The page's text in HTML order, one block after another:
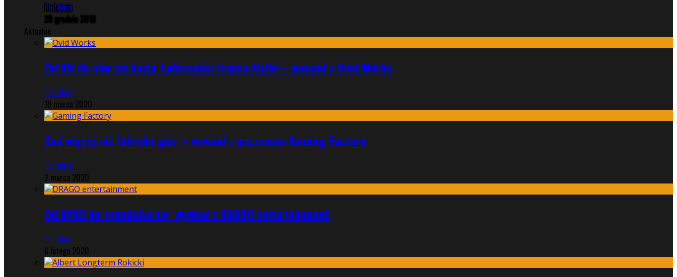
Redakcja
29 grudnia 2018
Aktualne
Od VR do gier na bazie twórczości Franza Kafki – wywiad z Ovid Works
Redakcja
19 marca 2020
Coś więcej niż fabryka gier – wywiad z prezesem Gaming Factory
Redakcja
2 marca 2020
Od MMO do symulatorów- wywiad z DRAGO entertainment
Redakcja
6 lutego 2020